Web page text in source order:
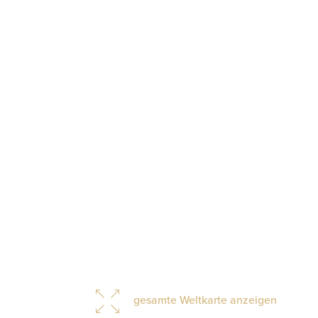
gesamte Weltkarte anzeigen